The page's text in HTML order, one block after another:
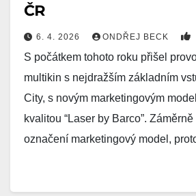
ČR
6. 4. 2026 ONDŘEJ BECK
S počátkem tohoto roku přišel
multikin s nejdražším základním
City, s novým marketingovým
kvalitou “Laser by Barco”.
označení marketingový model,